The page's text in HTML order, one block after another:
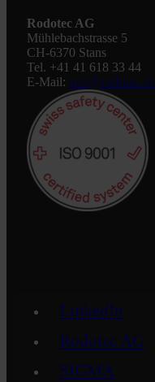
Rodotec AG
Mühlebachstrasse 5
CH-6370 Stans
Tel. +41 41 618 33 44
E-Mail: info@rodotec.ch
LinkedIn
Rodotec AG
SIGMA